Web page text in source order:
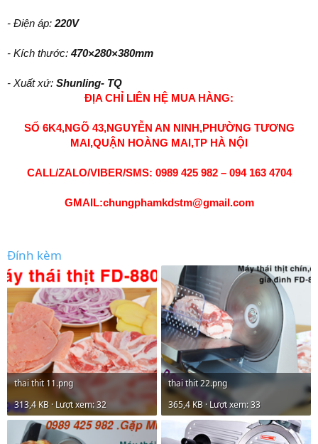
- Điện áp: 220V
- Kích thước:470×280×380mm
- Xuất xứ: Shunling- TQ
ĐỊA CHỈ LIÊN HỆ MUA HÀNG:
SỐ 6K4,NGÕ 43,NGUYỄN AN NINH,PHƯỜNG TƯƠNG
MAI,QUẬN HOÀNG MAI,TP HÀ NỘI
CALL/ZALO/VIBER/SMS: 0989 425 982 – 094 163 4704
GMAIL:chungphamkdstm@gmail.com
Đính kèm
thai thit 11.png
313,4 KB · Lượt xem: 32
thai thit 22.png
365,4 KB · Lượt xem: 33